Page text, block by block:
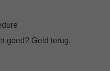
goed? Geld terug.